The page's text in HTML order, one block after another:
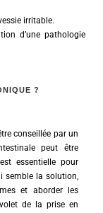
irritable.
d’une pathologie
?
conseillée par un
peut être
essentielle pour
semble la solution,
et aborder les
de la prise en